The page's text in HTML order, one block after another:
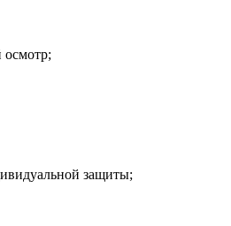
осмотр;
защиты;